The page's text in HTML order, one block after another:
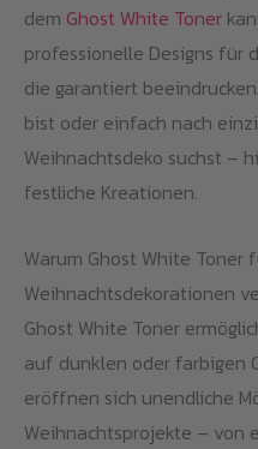
dem Ghost White Toner
professionelle Designs für
die garantiert
bist oder einfach nach
Weihnachtsdeko suchst –
festliche Kreationen.
Warum Ghost White Toner
Weihnachtsdekorationen
Ghost White Toner
auf dunklen oder farbigen
eröffnen sich unendliche
Weihnachtsprojekte – von